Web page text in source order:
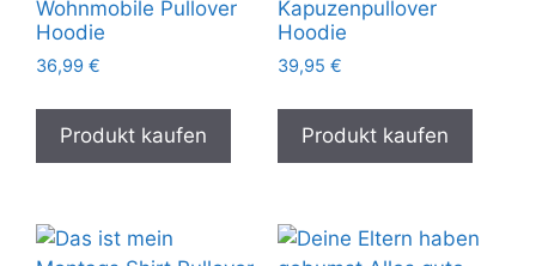
Wohnmobile Pullover
Hoodie
36,99 €
Produkt kaufen
Kapuzenpullover
Hoodie
39,95 €
Produkt kaufen